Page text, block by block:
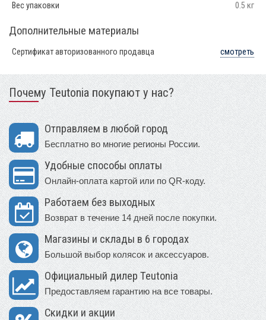
Вес упаковки
0.5 кг
Дополнительные материалы
Сертификат авторизованного продавца смотреть
Почему Teutonia покупают у нас?
Отправляем в любой город
Бесплатно во многие регионы России.
Удобные способы оплаты
Онлайн-оплата картой или по QR-коду.
Работаем без выходных
Возврат в течение 14 дней после покупки.
Магазины и склады в 6 городах
Большой выбор колясок и аксессуаров.
Официальный дилер Teutonia
Предоставляем гарантию на все товары.
Скидки и акции